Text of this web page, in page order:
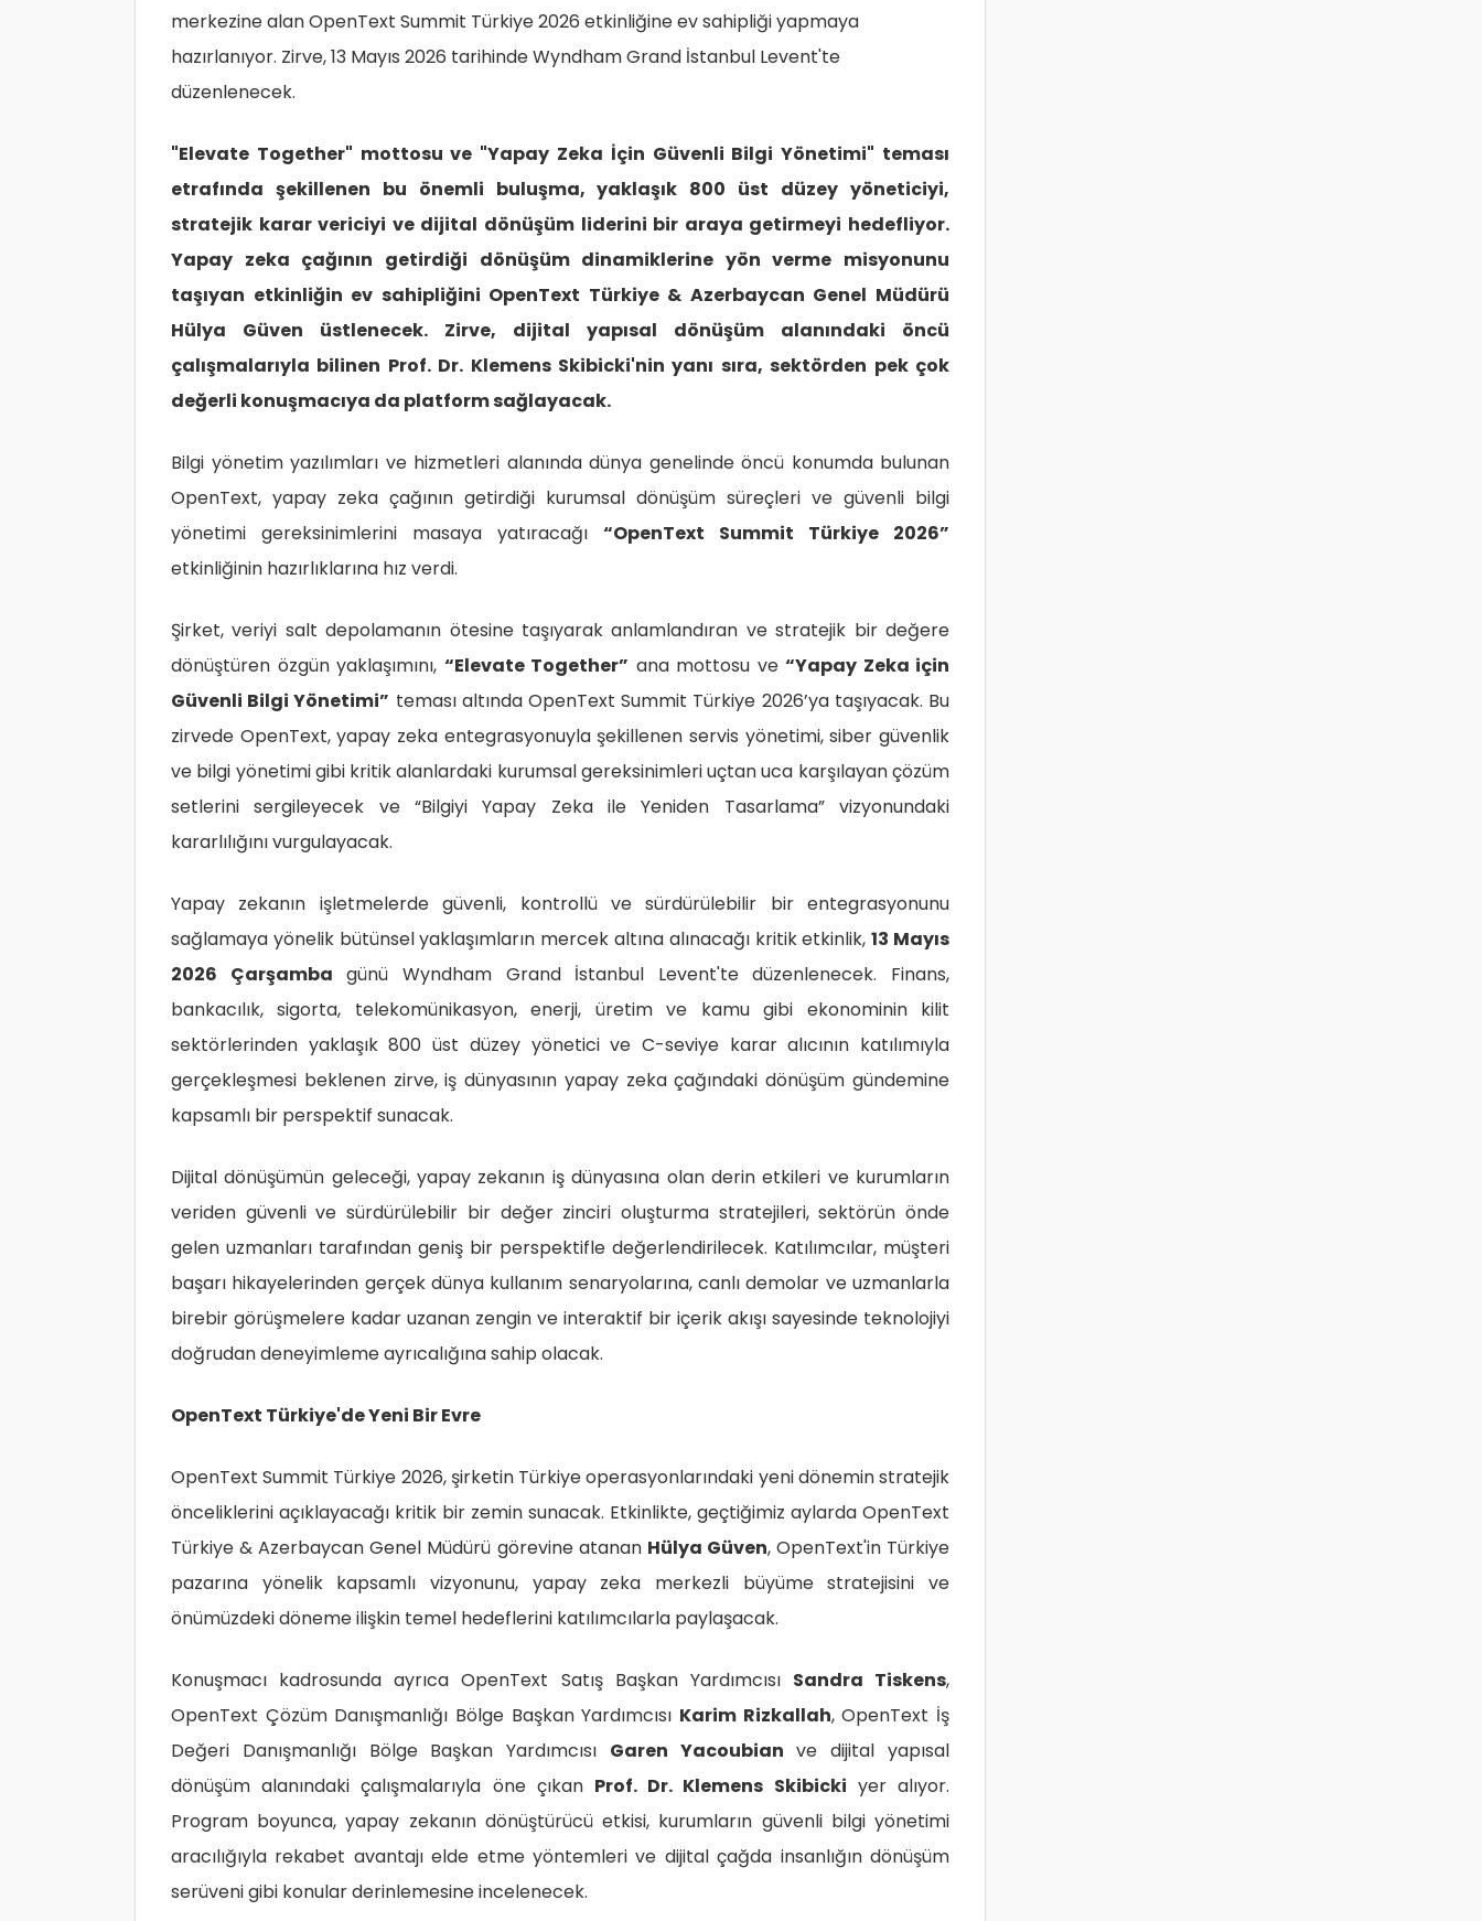
merkezine alan OpenText Summit Türkiye 2026 etkinliğine ev sahipliği yapmaya
hazırlanıyor. Zirve, 13 Mayıs 2026 tarihinde Wyndham Grand İstanbul Levent'te
düzenlenecek.
"Elevate Together" mottosu ve "Yapay Zeka İçin Güvenli Bilgi Yönetimi" teması
etrafında şekillenen bu önemli buluşma, yaklaşık 800 üst düzey yöneticiyi,
stratejik karar vericiyi ve dijital dönüşüm liderini bir araya getirmeyi hedefliyor.
Yapay zeka çağının getirdiği dönüşüm dinamiklerine yön verme misyonunu
taşıyan etkinliğin ev sahipliğini OpenText Türkiye & Azerbaycan Genel Müdürü
Hülya Güven üstlenecek. Zirve, dijital yapısal dönüşüm alanındaki öncü
çalışmalarıyla bilinen Prof. Dr. Klemens Skibicki'nin yanı sıra, sektörden pek çok
değerli konuşmacıya da platform sağlayacak.
Bilgi yönetim yazılımları ve hizmetleri alanında dünya genelinde öncü konumda bulunan
OpenText, yapay zeka çağının getirdiği kurumsal dönüşüm süreçleri ve güvenli bilgi
yönetimi gereksinimlerini masaya yatıracağı “OpenText Summit Türkiye 2026”
etkinliğinin hazırlıklarına hız verdi.
Şirket, veriyi salt depolamanın ötesine taşıyarak anlamlandıran ve stratejik bir değere
dönüştüren özgün yaklaşımını, “Elevate Together” ana mottosu ve “Yapay Zeka için
Güvenli Bilgi Yönetimi” teması altında OpenText Summit Türkiye 2026’ya taşıyacak. Bu
zirvede OpenText, yapay zeka entegrasyonuyla şekillenen servis yönetimi, siber güvenlik
ve bilgi yönetimi gibi kritik alanlardaki kurumsal gereksinimleri uçtan uca karşılayan çözüm
setlerini sergileyecek ve “Bilgiyi Yapay Zeka ile Yeniden Tasarlama” vizyonundaki
kararlılığını vurgulayacak.
Yapay zekanın işletmelerde güvenli, kontrollü ve sürdürülebilir bir entegrasyonunu
sağlamaya yönelik bütünsel yaklaşımların mercek altına alınacağı kritik etkinlik,13 Mayıs
2026 Çarşamba günü Wyndham Grand İstanbul Levent'te düzenlenecek. Finans,
bankacılık, sigorta, telekomünikasyon, enerji, üretim ve kamu gibi ekonominin kilit
sektörlerinden yaklaşık 800 üst düzey yönetici ve C-seviye karar alıcının katılımıyla
gerçekleşmesi beklenen zirve, iş dünyasının yapay zeka çağındaki dönüşüm gündemine
kapsamlı bir perspektif sunacak.
Dijital dönüşümün geleceği, yapay zekanın iş dünyasına olan derin etkileri ve kurumların
veriden güvenli ve sürdürülebilir bir değer zinciri oluşturma stratejileri, sektörün önde
gelen uzmanları tarafından geniş bir perspektifle değerlendirilecek. Katılımcılar, müşteri
başarı hikayelerinden gerçek dünya kullanım senaryolarına, canlı demolar ve uzmanlarla
birebir görüşmelere kadar uzanan zengin ve interaktif bir içerik akışı sayesinde teknolojiyi
doğrudan deneyimleme ayrıcalığına sahip olacak.
OpenText Türkiye'de Yeni Bir Evre
OpenText Summit Türkiye 2026, şirketin Türkiye operasyonlarındaki yeni dönemin stratejik
önceliklerini açıklayacağı kritik bir zemin sunacak. Etkinlikte, geçtiğimiz aylarda OpenText
Türkiye & Azerbaycan Genel Müdürü görevine atanan Hülya Güven, OpenText'in Türkiye
pazarına yönelik kapsamlı vizyonunu, yapay zeka merkezli büyüme stratejisini ve
önümüzdeki döneme ilişkin temel hedeflerini katılımcılarla paylaşacak.
Konuşmacı kadrosunda ayrıca OpenText Satış Başkan Yardımcısı Sandra Tiskens,
OpenText Çözüm Danışmanlığı Bölge Başkan Yardımcısı Karim Rizkallah, OpenText İş
Değeri Danışmanlığı Bölge Başkan Yardımcısı Garen Yacoubian ve dijital yapısal
dönüşüm alanındaki çalışmalarıyla öne çıkan Prof. Dr. Klemens Skibicki yer alıyor.
Program boyunca, yapay zekanın dönüştürücü etkisi, kurumların güvenli bilgi yönetimi
aracılığıyla rekabet avantajı elde etme yöntemleri ve dijital çağda insanlığın dönüşüm
serüveni gibi konular derinlemesine incelenecek.